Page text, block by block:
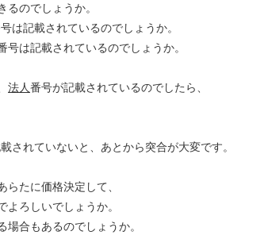
のでしょうか。
は記載されているのでしょうか。
号は記載されているのでしょうか。
法人番号が記載されているのでしたら、
されていないと、あとから突合が大変です。
らたに価格決定して、
よろしいでしょうか。
合もあるのでしょうか。